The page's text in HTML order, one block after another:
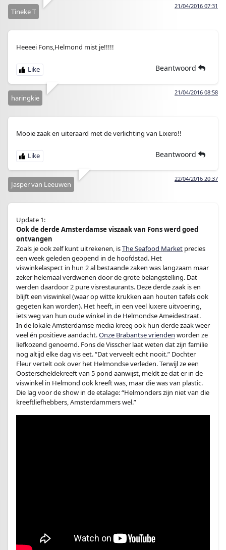
21/04/2016 07:31
Tineke T
Heeeei Fons,Helmond mist je!!!!!
Beantwoord
21/04/2016 08:58
haringkie
Mooie zaak en uiteraard met de verlichting van Lixero!!
Beantwoord
22/04/2016 20:37
Jasper van Leeuwen
Update 1:
Ook de derde Amsterdamse viszaak van Fons werd goed
ontvangen
Zoals je ook zelf kunt uitrekenen, isThe Seafood Market precies
een week geleden geopend in de hoofdstad. Het
viswinkelaspect in hun 2 al bestaande zaken was langzaam maar
zeker helemaal verdwenen door de grote belangstelling. Dat
werden daardoor 2 pure visrestaurants. Deze derde zaak is en
blijft een viswinkel (waar op witte krukken aan houten tafels ook
gegeten kan worden). Het heeft, in een veel luxere uitvoering,
iets weg van hun oude winkel in de Helmondse Ameidestraat.
In de lokale Amsterdamse media kreeg ook hun derde zaak weer
veel én positieve aandacht.Onze Brabantse vrienden worden ze
liefkozend genoemd. Fons de Visscher laat weten dat zijn familie
nog altijd elke dag vis eet. “Dat verveelt echt nooit.” Dochter
Fleur vertelt ook over het Helmondse verleden. Terwijl ze een
Oosterscheldekreeft van 5 pond aanwijst, meldt ze dat er in de
viswinkel in Helmond ook kreeft was, maar die was van plastic.
Die lag voor de show in de etalage: “Helmonders zijn niet van die
kreeftliefhebbers, Amsterdammers wel.”